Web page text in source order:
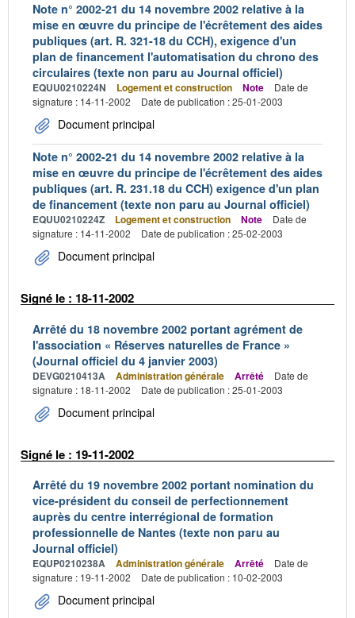
Note n° 2002-21 du 14 novembre 2002 relative à la
mise en œuvre du principe de l'écrêtement des aides
publiques (art. R. 321-18 du CCH), exigence d'un
plan de financement l'automatisation du chrono des
circulaires (texte non paru au Journal officiel)
EQUU0210224N Logement et construction Note
Date de
signature : 14-11-2002
Date de publication : 25-01-2003
Document principal
Note n° 2002-21 du 14 novembre 2002 relative à la
mise en œuvre du principe de l'écrêtement des aides
publiques (art. R. 231.18 du CCH) exigence d'un plan
de financement (texte non paru au Journal officiel)
EQUU0210224Z Logement et construction Note
Date de
signature : 14-11-2002
Date de publication : 25-02-2003
Document principal
Signé le : 18-11-2002
Arrêté du 18 novembre 2002 portant agrément de
l'association « Réserves naturelles de France »
(Journal officiel du 4 janvier 2003)
DEVG0210413A Administration générale Arrêté
Date de
signature : 18-11-2002
Date de publication : 25-01-2003
Document principal
Signé le : 19-11-2002
Arrêté du 19 novembre 2002 portant nomination du
vice-président du conseil de perfectionnement
auprès du centre interrégional de formation
professionnelle de Nantes (texte non paru au
Journal officiel)
EQUP0210238A Administration générale Arrêté
Date de
signature : 19-11-2002
Date de publication : 10-02-2003
Document principal